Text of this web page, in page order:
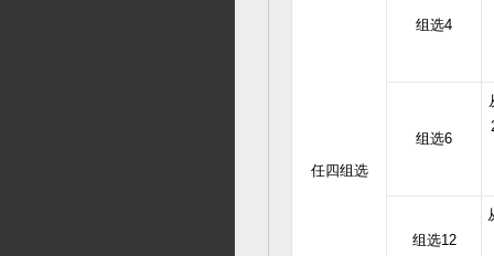
任四组选
组选4
组选6
组选12